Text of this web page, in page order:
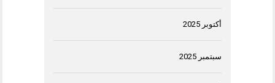
أكتوبر 2025
سبتمبر 2025